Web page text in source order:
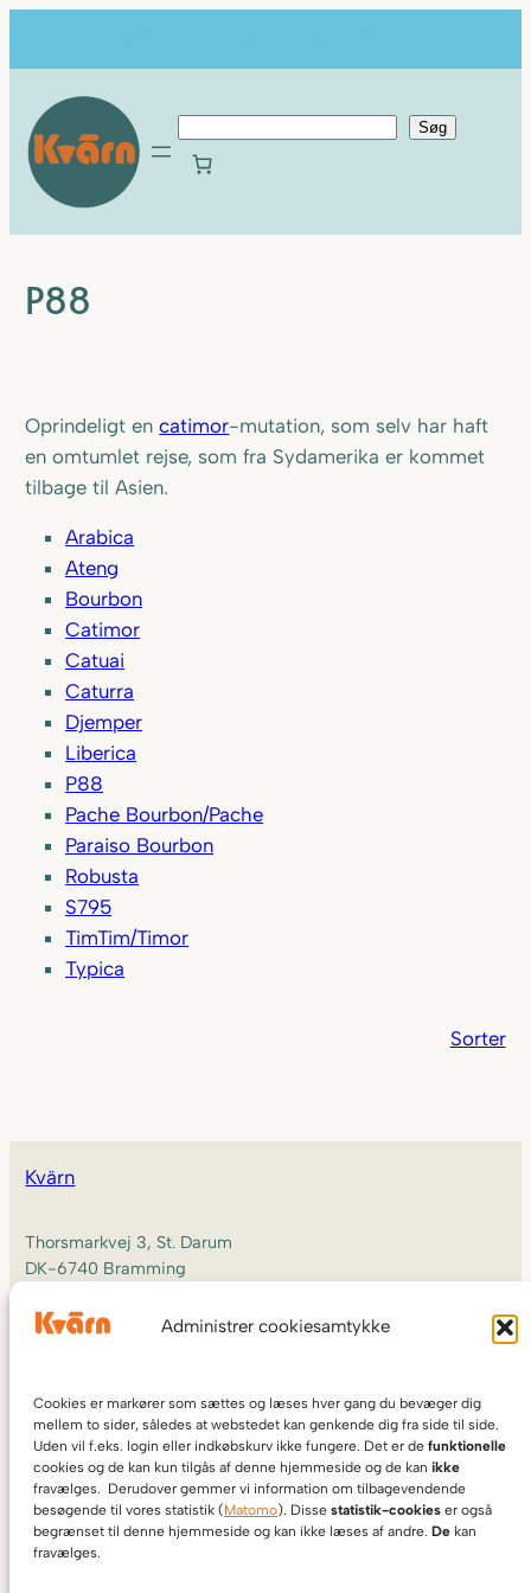
Administrer cookiesamtykke
Cookies er markører som sættes og læses hver gang du bevæger dig
mellem to sider, således at webstedet kan genkende dig fra side til side.
Uden vil f.eks. login eller indkøbskurv ikke fungere. Det er de funktionelle
cookies og de kan kun tilgås af denne hjemmeside og de kan ikke
fravælges. Derudover gemmer vi information om tilbagevendende
besøgende til vores statistik (Matomo). Disse statistik-cookies er også
begrænset til denne hjemmeside og kan ikke læses af andre. De kan
fravælges.
indhold
Søg
P88
Oprindeligt encatimor-mutation, som selv har haft
en omtumlet rejse, som fra Sydamerika er kommet
tilbage til Asien.
Arabica
Ateng
Bourbon
Catimor
Catuai
Caturra
Djemper
Liberica
P88
Pache Bourbon/Pache
Paraiso Bourbon
Robusta
S795
TimTim/Timor
Typica
Sorter
Kvärn
Thorsmarkvej 3, St. Darum
DK-6740 Bramming
+45 29 17 39 10
CVR DK27240569